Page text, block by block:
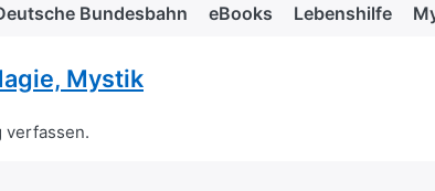
Bundesbahn eBooks Lebenshilfe
Mystik
verfassen.